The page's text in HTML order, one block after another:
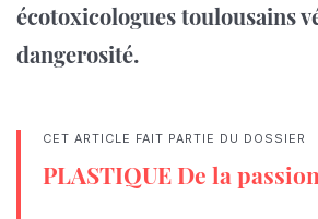
écotoxicologues toulousains
dangerosité.
CET ARTICLE FAIT PARTIE DU DOSSIER
PLASTIQUE De la